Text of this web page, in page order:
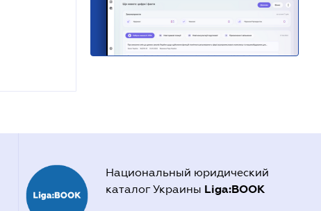
Национальный юридический
каталог Украины Liga:BOOK